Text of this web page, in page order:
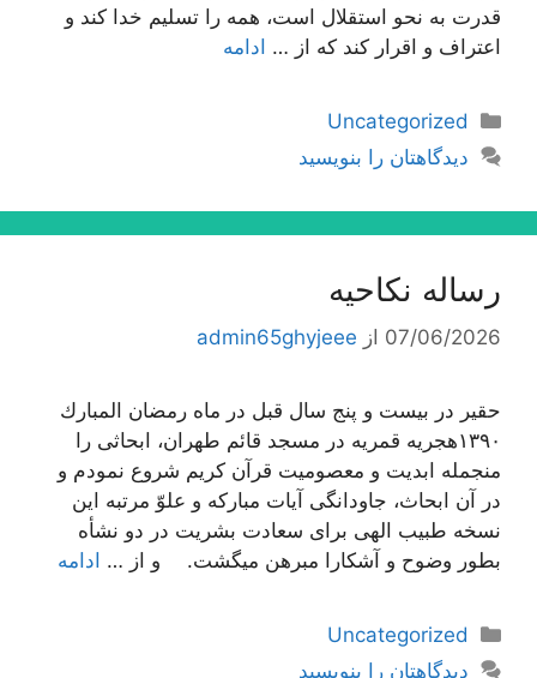
قدرت به نحو استقلال است، همه را تسلیم خدا كند و
اعتراف و اقرار كند كه از … ادامه
دسته‌ها
Uncategorized
دیدگاهتان را بنویسید
رساله نکاحیه
07/06/2026 از admin65ghyjeee
حقیر در بیست و پنج سال قبل در ماه رمضان المبارك
١٣٩٠هجریه قمریه در مسجد قائم طهران، ابحاثى را
منجمله ابدیت و معصومیت قرآن كریم شروع نمودم و
در آن ابحاث، جاودانگى آیات مباركه و علوّ مرتبه این
نسخه طبیب الهى براى سعادت بشریت در دو نشأه
بطور وضوح و آشكارا مبرهن میگشت. و از … ادامه
دسته‌ها
Uncategorized
دیدگاهتان را بنویسید